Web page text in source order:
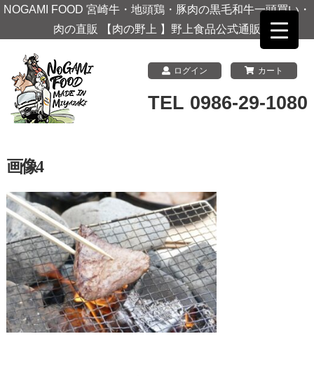
NOGAMI FOOD 宮崎牛・地頭鶏・豚肉の黒毛和牛一頭買い・
肉の直販 【肉の野上 】野上食品公式通販
ログイン カート
TEL 0986-29-1080
画像4